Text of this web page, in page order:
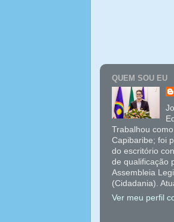
QUEM SOU EU
Trabalhou
Capibaribe; foi
do escritório
de qualificação
Assembleia
(Cidadania).
Ver meu perfil